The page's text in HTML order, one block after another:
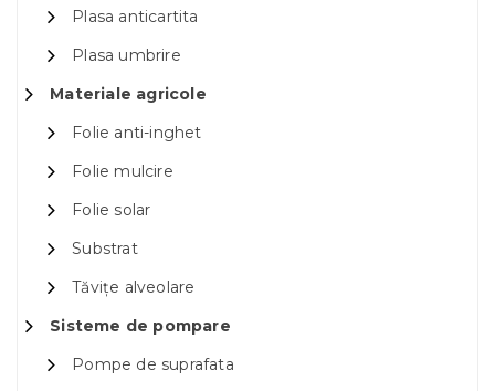
Plasa anticartita
Plasa umbrire
Materiale agricole
Folie anti-inghet
Folie mulcire
Folie solar
Substrat
Tăvițe alveolare
Sisteme de pompare
Pompe de suprafata